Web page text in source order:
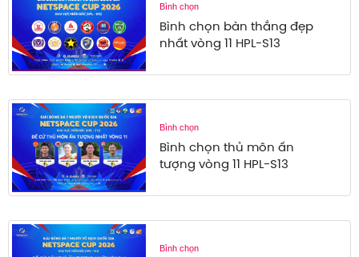
Bình chọn
Bình chọn bàn thắng đẹp
nhất vòng 11 HPL-S13
Bình chọn
Bình chọn thủ môn ấn
tượng vòng 11 HPL-S13
Bình chọn